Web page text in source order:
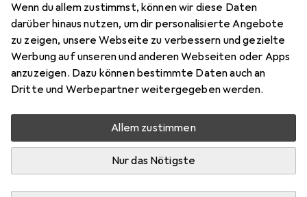
Wenn du allem zustimmst, können wir diese Daten
darüber hinaus nutzen, um dir personalisierte Angebote
zu zeigen, unsere Webseite zu verbessern und gezielte
Werbung auf unseren und anderen Webseiten oder Apps
anzuzeigen. Dazu können bestimmte Daten auch an
Dritte und Werbepartner weitergegeben werden.
Allem zustimmen
Nur das Nötigste
Preis in EUR inkl. MwSt.
Bewertungen Marke
Mehr von Weidmüller
Zwischen Mo, 24.8. und Mi, 26.8. geliefert
Benachrichtigen, wenn schneller verfügbar
Lieferort angeben für genaue Lieferzeit